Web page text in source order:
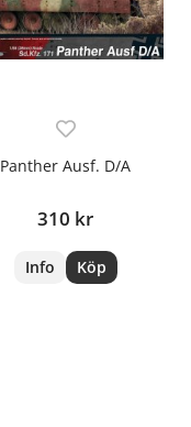
Panther Ausf. D/A
310 kr
Info Köp